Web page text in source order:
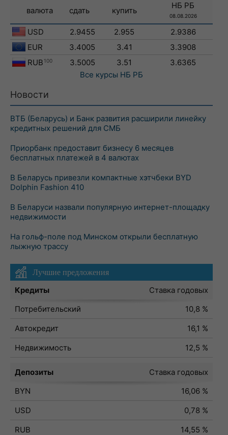
валюта сдать купить
НБ РБ
08.08.2026
USD 2.9455 2.955
2.9386
EUR
3.4005 3.41
3.3908
RUB 100 3.5005 3.51
3.6365
Все курсы НБ РБ
Новости
ВТБ (Беларусь) и Банк развития расширили линейку
кредитных решений для СМБ
Приорбанк предоставит бизнесу 6 месяцев
бесплатных платежей в 4 валютах
В Беларусь привезли компактные хэтчбеки BYD
Dolphin Fashion 410
В Беларуси назвали популярную интернет-площадку
недвижимости
На гольф-поле под Минском открыли бесплатную
лыжную трассу
Лучшие предложения
Кредиты
Ставка годовых
Потребительский
10,8 %
Автокредит
16,1 %
Недвижимость
12,5 %
Депозиты
Ставка годовых
BYN
16,06 %
USD
0,78 %
RUB
14,55 %